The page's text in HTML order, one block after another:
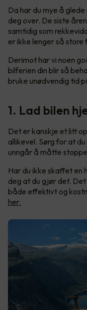
Da har du mye å
deg over. De siste
samtidig som
er ikke lenger så
Derimot har vi noen
bilferien din blir så
bruke unødvendig tid
1. Lad bilen
Det er kanskje et litt
allikevel. Sørg for at
unngår å måtte
Har du ikke skaffet en
deg at du gjør det.
både effektivt og
her.